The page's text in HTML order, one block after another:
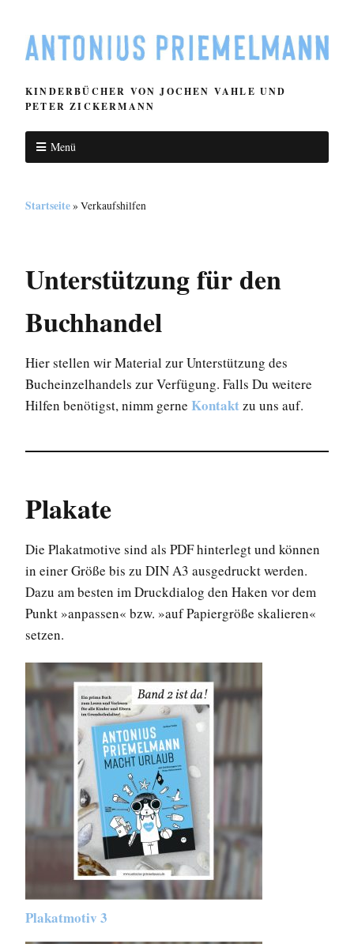
KINDERBÜCHER VON JOCHEN VAHLE UND
PETER ZICKERMANN
Menü
Startseite» Verkaufshilfen
Unterstützung für den
Buchhandel
Hier stellen wir Material zur Unterstützung des
Bucheinzelhandels zur Verfügung. Falls Du weitere
Hilfen benötigst, nimm gerne Kontaktzu uns auf.
Plakate
Die Plakatmotive sind als PDF hinterlegt und können
in einer Größe bis zu DIN A3 ausgedruckt werden.
Dazu am besten im Druckdialog den Haken vor dem
Punkt »anpassen« bzw. »auf Papiergröße skalieren«
setzen.
Plakatmotiv 3